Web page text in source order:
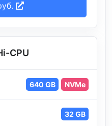
CPU
640 GB NVMe
32 GB